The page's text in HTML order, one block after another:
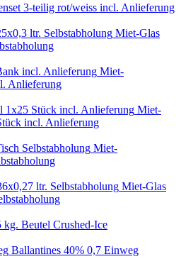
3-teilig rot/weiss incl. Anlieferung
Miet-Glas
Miet-
Anlieferung
Miet-
incl. Anlieferung
Miet-
Miet-Glas
kg. Beutel Crushed-Ice
Ballantines 40% 0,7 Einweg